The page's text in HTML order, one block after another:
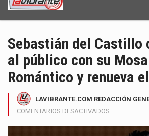
Sebastián del Castillo
al público con su
Romántico y renueva
LAVIBRANTE.COM REDACCIÓN
COMENTARIOS DESACTIVADOS